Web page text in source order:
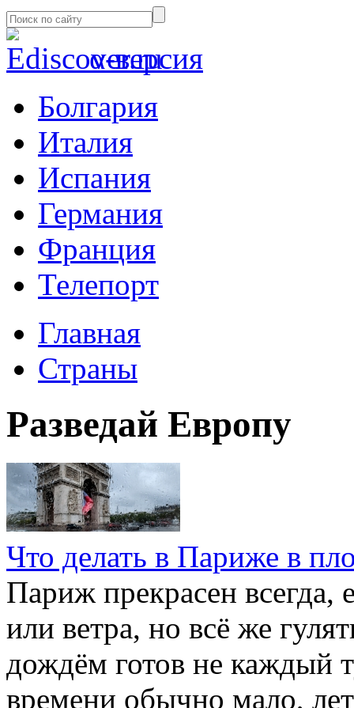
α-версия
Болгария
Италия
Испания
Германия
Франция
Телепорт
Главная
Страны
Разведай Европу
Что делать в Париже в
Париж прекрасен всегда,
или ветра, но всё же
дождём готов не каждый
времени обычно мало,